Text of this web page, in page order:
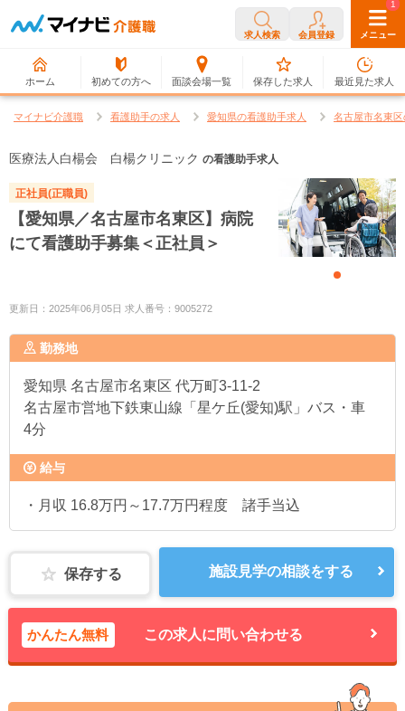
求人検索 会員登録 メニュー
ホーム 初めての方へ 面談会場一覧
0
保存した求人
1
最近見た求人
マイナビ介護職 看護助手の求人 愛知県の看護助手求人 名古屋市名東
医療法人白楊会 白楊クリニック の看護助手求人
正社員(正職員)
【愛知県／名古屋市名東区】病院
にて看護助手募集＜正社員＞
更新日：2025年06月05日 求人番号：9005272
勤務地
愛知県 名古屋市名東区 代万町3-11-2
名古屋市営地下鉄東山線「星ケ丘(愛知)駅」バス・車
4分
給与
・月収 16.8万円～17.7万円程度 諸手当込
保存する 施設見学の相談をする
かんたん無料 この求人に問い合わせる